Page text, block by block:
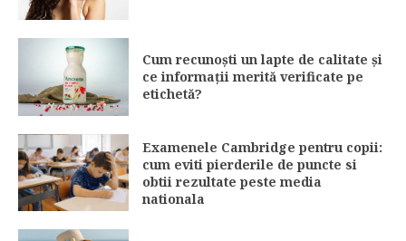
Cum recunoști un lapte de calitate și
ce informații merită verificate pe
etichetă?
Examenele Cambridge pentru copii:
cum eviti pierderile de puncte si
obtii rezultate peste media
nationala